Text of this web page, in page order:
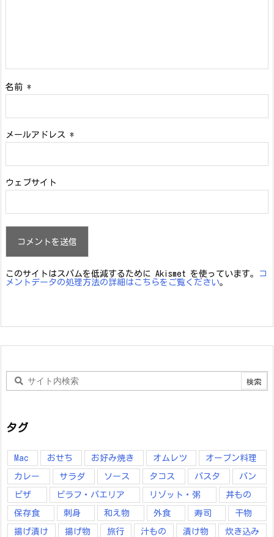
名前 *
メールアドレス *
ウェブサイト
このサイトはスパムを低減するために Akismet を使っています。
コ
メントデータの処理方法の詳細はこちらをご覧ください。
タグ
Mac おせち お好み焼き オムレツ オーブン料理
カレー サラダ ソース タコス パスタ パン
ピザ ピラフ・パエリア リゾット・粥 丼もの
保存食 刺身 和え物 外食 寿司 干物
揚げ漬け 揚げ物 旅行 汁もの 漬け物 炊き込み